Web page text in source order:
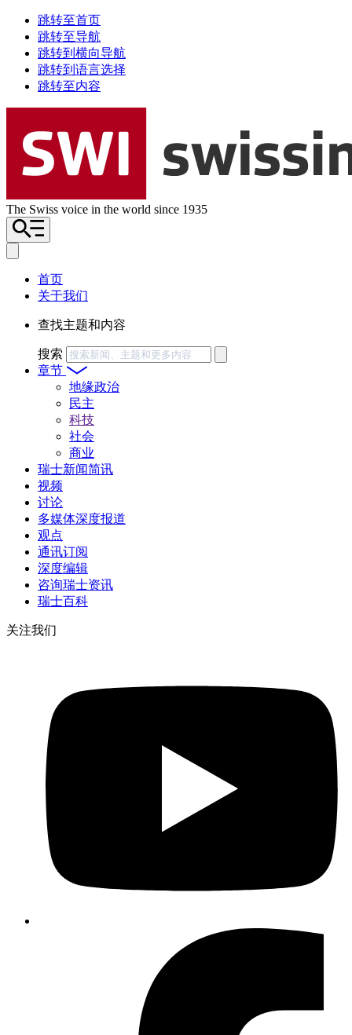
跳转至首页
跳转至导航
跳转到横向导航
跳转到语言选择
跳转至内容
The Swiss voice in the world since 1935
首页
关于我们
查找主题和内容
搜索
章节
地缘政治
民主
科技
社会
商业
瑞士新闻简讯
视频
讨论
多媒体深度报道
观点
通讯订阅
深度编辑
咨询瑞士资讯
瑞士百科
关注我们